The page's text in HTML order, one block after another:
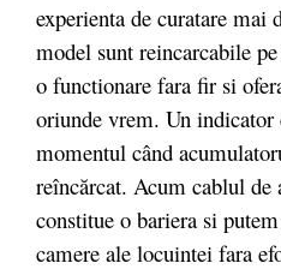
experienta de curatare mai
model sunt reincarcabile
o functionare fara fir si
oriunde vrem. Un
momentul când
reîncărcat. Acum cablul de
constitue o bariera si
camere ale locuintei fara